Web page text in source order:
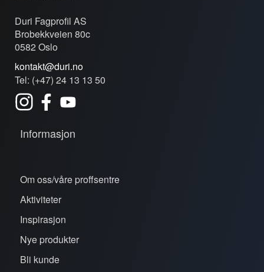
Duri Fagprofil AS
Brobekkveien 80c
0582 Oslo
kontakt@duri.no
Tel: (+47) 24 13 13 50
Informasjon
Om oss/våre proffsentre
Aktiviteter
Inspirasjon
Nye produkter
Bli kunde